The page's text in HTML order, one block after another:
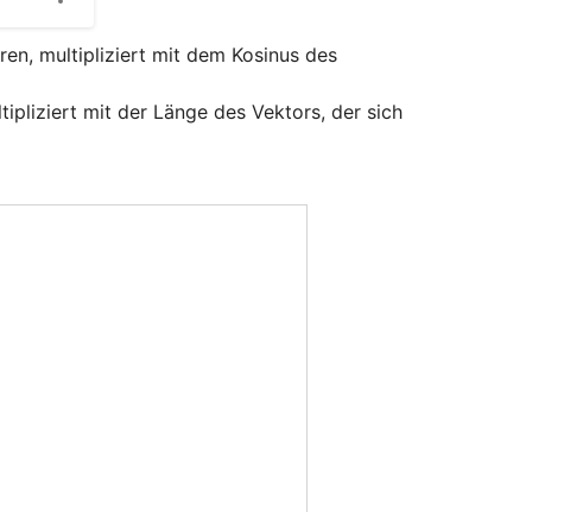
multipliziert mit dem Kosinus des
mit der Länge des Vektors, der sich